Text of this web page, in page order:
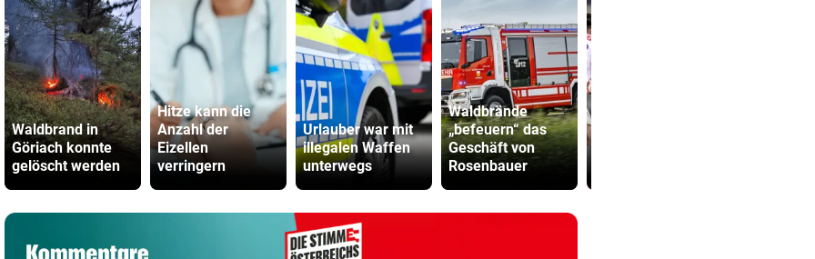
Waldbrand in
Göriach konnte
gelöscht werden
Hitze kann die
Anzahl der
Eizellen
verringern
Urlauber war mit
illegalen Waffen
unterwegs
Waldbrände
„befeuern“ das
Geschäft von
Rosenbauer